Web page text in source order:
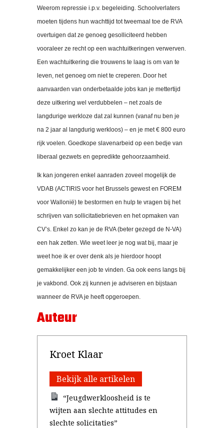
Weerom repressie i.p.v. begeleiding. Schoolverlaters
moeten tijdens hun wachttijd tot tweemaal toe de RVA
overtuigen dat ze genoeg gesolliciteerd hebben
vooraleer ze recht op een wachtuitkeringen verwerven.
Een wachtuitkering die trouwens te laag is om van te
leven, net genoeg om niet te creperen. Door het
aanvaarden van onderbetaalde jobs kan je mettertijd
deze uitkering wel verdubbelen – net zoals de
langdurige werkloze dat zal kunnen (vanaf nu ben je
na 2 jaar al langdurig werkloos) – en je met € 800 euro
rijk voelen. Goedkope slavenarbeid op een bedje van
liberaal gezwets en gepredikte gehoorzaamheid.
Ik kan jongeren enkel aanraden zoveel mogelijk de
VDAB (ACTIRIS voor het Brussels gewest en FOREM
voor Wallonië) te bestormen en hulp te vragen bij het
schrijven van sollicitatiebrieven en het opmaken van
CV’s. Enkel zo kan je de RVA (beter gezegd de N-VA)
een hak zetten. Wie weet leer je nog wat bij, maar je
weet hoe ik er over denk als je hierdoor hoopt
gemakkelijker een job te vinden. Ga ook eens langs bij
je vakbond. Ook zij kunnen je adviseren en bijstaan
wanneer de RVA je heeft opgeroepen.
Auteur
Kroet Klaar
Bekijk alle artikelen
“Jeugdwerkloosheid is te
wijten aan slechte attitudes en
slechte solicitaties”